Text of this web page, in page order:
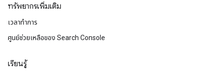
ทรัพยากรเพิ่มเติม
เวลาทำการ
ศูนย์ช่วยเหลือของ Search Console
เรียนรู้